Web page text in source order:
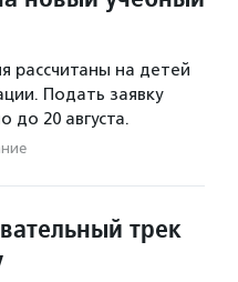
рассчитаны на детей
Подать заявку
до 20 августа.
трек